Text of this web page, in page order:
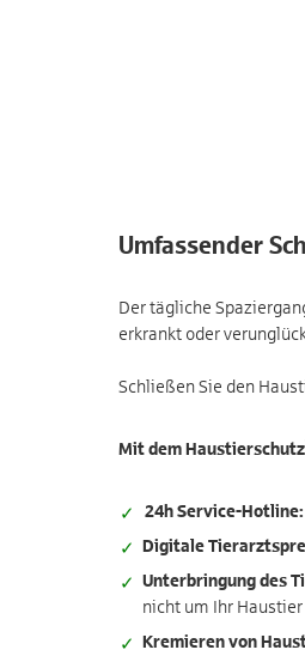
Umfassender
Der tägliche
erkrankt oder
Schließen Sie den
Mit dem Haustierschutz
24h Service-Hotline:
Digitale
Unterbringung des
nicht um Ihr
Kremieren von